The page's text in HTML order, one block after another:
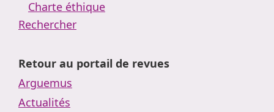
Charte éthique
Rechercher
Retour au portail de revues
Arguemus
Actualités